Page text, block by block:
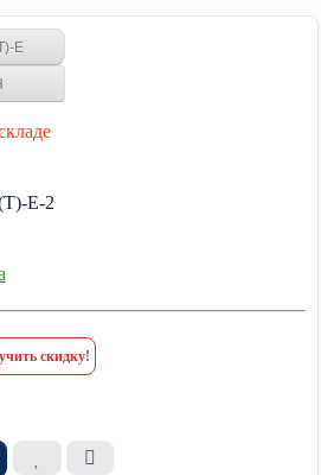
E
E-2
скидку!